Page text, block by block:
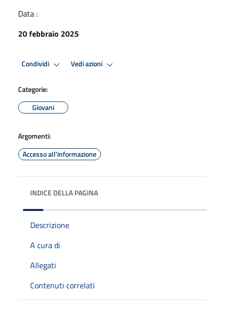
Data :
20 febbraio 2025
Condividi Vedi azioni
Categorie:
Giovani
Argomenti:
Accesso all'informazione
INDICE DELLA PAGINA
Descrizione
A cura di
Allegati
Contenuti correlati